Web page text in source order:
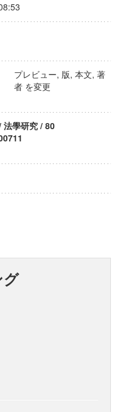
プレビュー, 版, 本文, 著
者 を変更
學研究 / 80
グ